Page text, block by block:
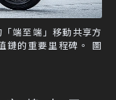
端至端」移動共享方
鏈的重要里程碑。 圖